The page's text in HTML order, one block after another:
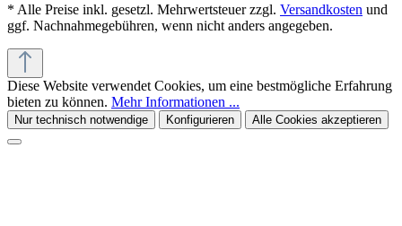
* Alle Preise inkl. gesetzl. Mehrwertsteuer zzgl. Versandkosten und
ggf. Nachnahmegebühren, wenn nicht anders angegeben.
Diese Website verwendet Cookies, um eine bestmögliche Erfahrung
bieten zu können. Mehr Informationen ...
Nur technisch notwendige Konfigurieren Alle Cookies akzeptieren